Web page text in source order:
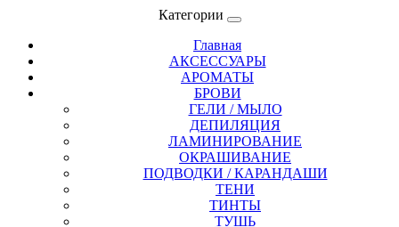
Категории
Главная
АКСЕССУАРЫ
АРОМАТЫ
БРОВИ
ГЕЛИ / МЫЛО
ДЕПИЛЯЦИЯ
ЛАМИНИРОВАНИЕ
ОКРАШИВАНИЕ
ПОДВОДКИ / КАРАНДАШИ
ТЕНИ
ТИНТЫ
ТУШЬ